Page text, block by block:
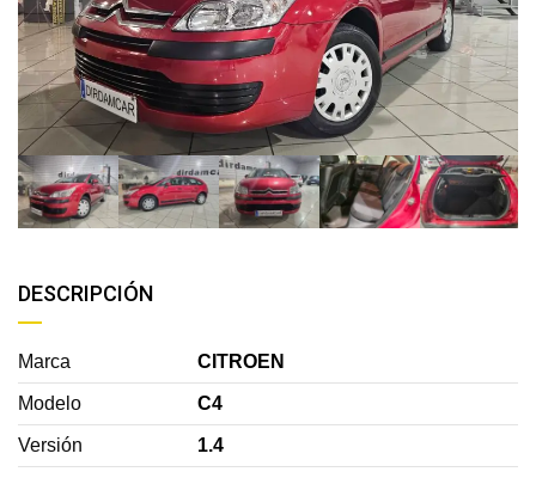
DESCRIPCIÓN
Marca CITROEN
Modelo C4
Versión 1.4